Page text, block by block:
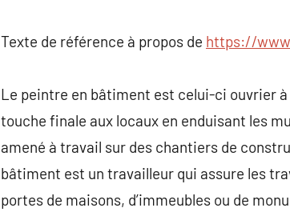
Texte de référence à propos de https://
Le peintre en bâtiment est celui-ci ouvrier
touche finale aux locaux en enduisant les
amené à travail sur des chantiers de
bâtiment est un travailleur qui assure les
portes de maisons, d’immeubles ou de